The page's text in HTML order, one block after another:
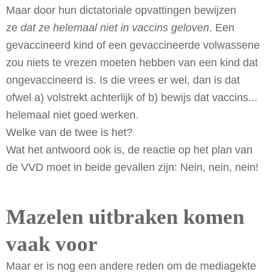
Maar door hun dictatoriale opvattingen bewijzen
ze dat ze helemaal niet in vaccins geloven. Een
gevaccineerd kind of een gevaccineerde volwassene
zou niets te vrezen moeten hebben van een kind dat
ongevaccineerd is. Is die vrees er wel, dan is dat
ofwel a) volstrekt achterlijk of b) bewijs dat vaccins...
helemaal niet goed werken.
Welke van de twee is het?
Wat het antwoord ook is, de reactie op het plan van
de VVD moet in beide gevallen zijn: Nein, nein, nein!
Mazelen uitbraken komen
vaak voor
Maar er is nog een andere reden om de mediagekte